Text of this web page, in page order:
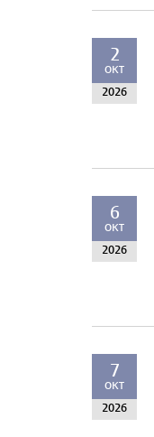
2
OKT
2026
6
OKT
2026
7
OKT
2026